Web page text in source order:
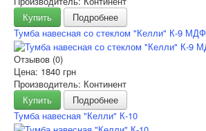
Купить
Подробнее
Тумба навесная со стеклом "Келли" К-9 МДФ
Отзывов (0)
Цена: 1840 грн
Производитель: Континент
Купить
Подробнее
Тумба навесная "Келли" К-10